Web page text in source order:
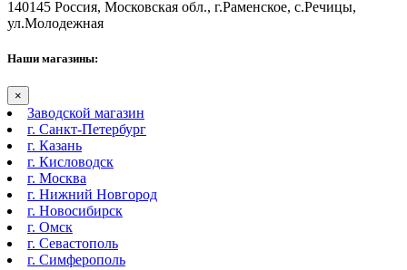
140145 Россия, Московская обл., г.Раменское, с.Речицы,
ул.Молодежная
Наши магазины:
×
Заводской магазин
г. Санкт-Петербург
г. Казань
г. Кисловодск
г. Москва
г. Нижний Новгород
г. Новосибирск
г. Омск
г. Севастополь
г. Симферополь